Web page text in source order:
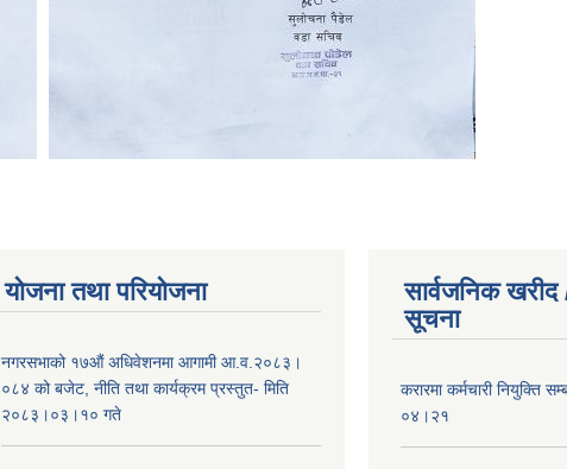
योजना तथा परियोजना
नगरसभाको १७औं अधिवेशनमा आगामी आ.व.२०८३।
०८४ को बजेट, नीति तथा कार्यक्रम प्रस्तुत- मिति
२०८३।०३।१० गते
सार्वजनिक
सूचना
करारमा कर्मचारी नियुक्ति
०४।२१